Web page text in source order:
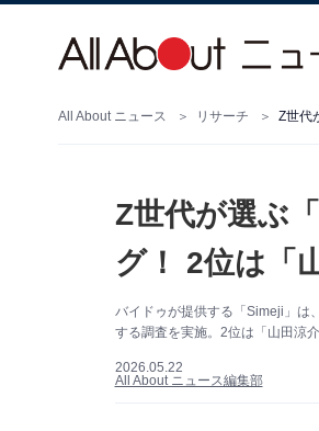
All About ニュース リサーチ Z世代
Z世代が選ぶ
グ！ 2位は「
バイドゥが提供する「Simeji」は
する調査を実施。2位は「山田涼
2026.05.22
All About ニュース編集部